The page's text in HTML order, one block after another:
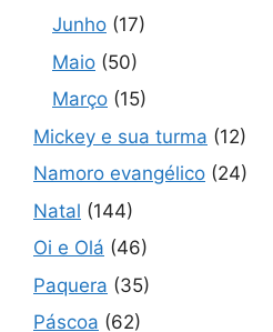
Junho (17)
Maio (50)
Março (15)
Mickey e sua turma (12)
Namoro evangélico (24)
Natal (144)
Oi e Olá (46)
Paquera (35)
Páscoa (62)